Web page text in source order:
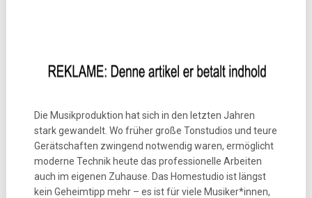
Die Musikproduktion hat sich in den letzten Jahren
stark gewandelt. Wo früher große Tonstudios und teure
Gerätschaften zwingend notwendig waren, ermöglicht
moderne Technik heute das professionelle Arbeiten
auch im eigenen Zuhause. Das Homestudio ist längst
kein Geheimtipp mehr – es ist für viele Musiker*innen,